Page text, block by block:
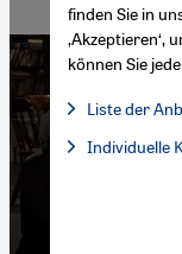
finden Sie in
‚Akzeptieren‘,
können Sie
Liste der
Facebook
Facebook
Individuelle